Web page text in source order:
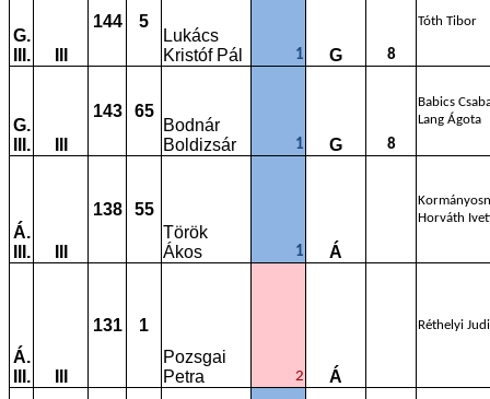
G.
III.
144 5
Lukács
Kristóf Pál
1 G 8
Tóth Tibor
G.
III.
143 65
Bodnár
Boldizsár
1 G 8
Babics
Lang Ágota
Á.
III.
138
55
Török
Ákos
1 Á
Horváth
Á.
III.
131
1
Pozsgai
Petra
2 Á
Réthelyi